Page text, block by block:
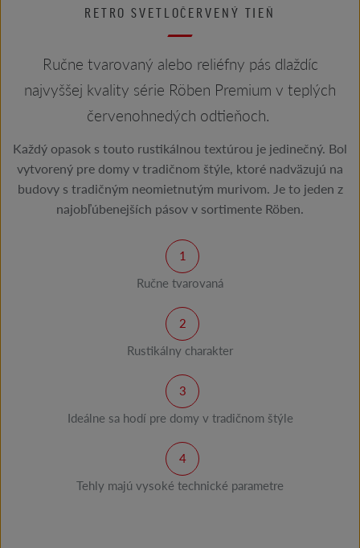
RETRO SVETLOČERVENÝ TIEŇ
Ručne tvarovaný alebo reliéfny pás dlaždíc
najvyššej kvality série Röben Premium v teplých
červenohnedých odtieňoch.
Každý opasok s touto rustikálnou textúrou je jedinečný. Bol
vytvorený pre domy v tradičnom štýle, ktoré nadväzujú na
budovy s tradičným neomietnutým murivom. Je to jeden z
najobľúbenejších pásov v sortimente Röben.
Ručne tvarovaná
Rustikálny charakter
Ideálne sa hodí pre domy v tradičnom štýle
Tehly majú vysoké technické parametre